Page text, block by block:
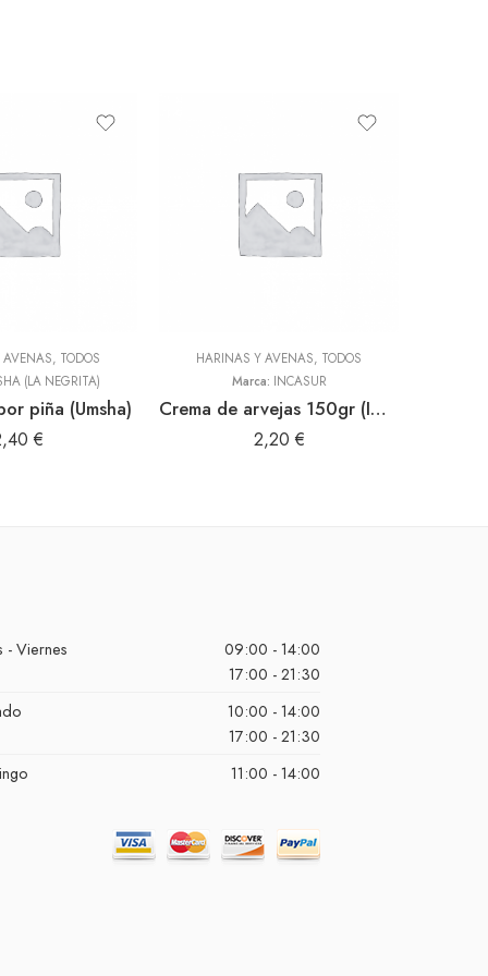
, TODOS
(LA NEGRITA)
piña (Umsha)
€
HARINAS Y AVENAS, TODOS
Marca: INCASUR
Crema de arvejas 150gr (INCASUR)
2,20 €
- Viernes
09:00 - 14:00
17:00 - 21:30
10:00 - 14:00
17:00 - 21:30
11:00 - 14:00